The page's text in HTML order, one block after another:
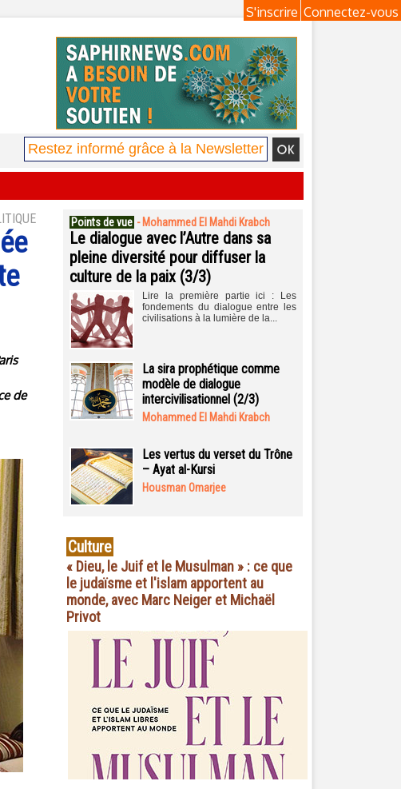
Connectez-vous
S'inscrire
de
Points de vue - Mohammed El Mahdi Krabch
Le dialogue avec l’Autre dans sa
pleine diversité pour diffuser la
culture de la paix (3/3)
Lire la première partie ici : Les
fondements du dialogue entre les
civilisations à la lumière de la...
La sira prophétique comme
modèle de dialogue
intercivilisationnel (2/3)
Mohammed El Mahdi Krabch
Les vertus du verset du Trône
– Ayat al-Kursi
Housman Omarjee
Culture
« Dieu, le Juif et le Musulman » : ce que
le judaïsme et l'islam apportent au
monde, avec Marc Neiger et Michaël
Privot